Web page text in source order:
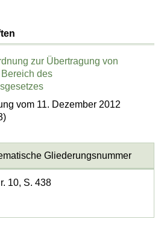
zur Übertragung von
des
vom 11. Dezember 2012
Gliederungsnummer
10, S. 438